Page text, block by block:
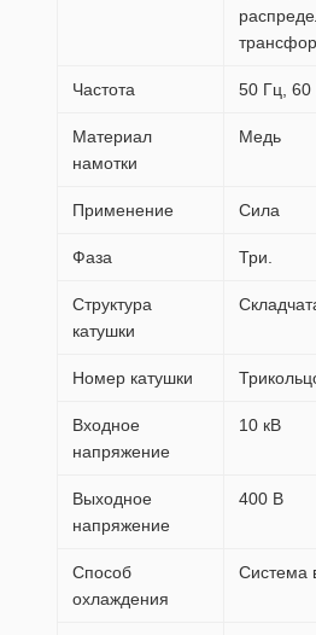
Частота 50 Гц, 60
Материал
намотки
Медь
Применение Сила
Фаза Три.
Структура
катушки
Номер катушки
Входное
напряжение
10 кВ
Выходное
напряжение
400 В
Способ
охлаждения
Система